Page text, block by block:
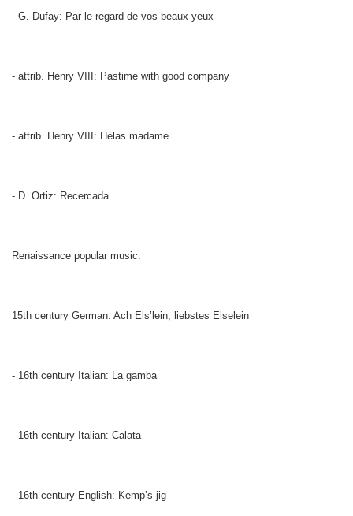
- G. Dufay: Par le regard de vos beaux yeux
- attrib. Henry VIII: Pastime with good company
- attrib. Henry VIII: Hélas madame
- D. Ortiz: Recercada
Renaissance popular music:
15th century German: Ach Els’lein, liebstes Elselein
- 16th century Italian: La gamba
- 16th century Italian: Calata
- 16th century English: Kemp’s jig